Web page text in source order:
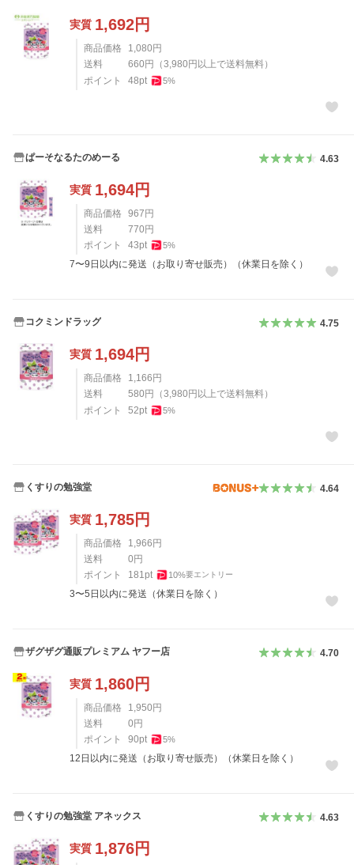
実質 1,692円
商品価格 1,080円
送料
660円 （3,980円以上で送料無料）
ポイント
48pt 5%
ぱーそなるたのめーる 4.63
実質 1,694円
商品価格 967円
送料
770円
ポイント
43pt 5%
7〜9日以内に発送（お取り寄せ販売）（休業日を除く）
コクミンドラッグ 4.75
実質 1,694円
商品価格 1,166円
送料
580円 （3,980円以上で送料無料）
ポイント
52pt 5%
くすりの勉強堂 4.64
実質 1,785円
商品価格 1,966円
送料
0円
ポイント
181 pt 10%要エントリー
3〜5日以内に発送（休業日を除く）
ザグザグ通販プレミアム ヤフー店 4.70
実質 1,860円
商品価格 1,950円
送料
0円
ポイント
90pt 5%
12日以内に発送（お取り寄せ販売）（休業日を除く）
くすりの勉強堂 アネックス 4.63
実質 1,876円